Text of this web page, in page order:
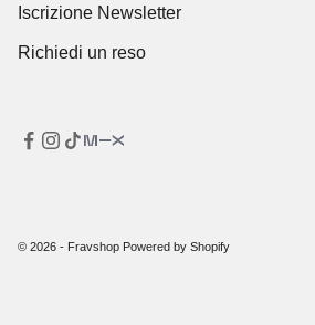
Iscrizione Newsletter
Richiedi un reso
© 2026 - Fravshop Powered by Shopify